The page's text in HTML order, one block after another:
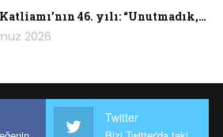
46. yılı: “Unutmadık,…
2026
Twitter